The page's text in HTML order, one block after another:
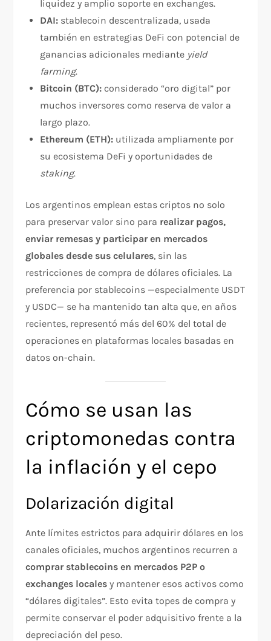
liquidez y amplio soporte en exchanges.
DAI: stablecoin descentralizada, usada
también en estrategias DeFi con potencial de
ganancias adicionales mediante yield
farming.
Bitcoin (BTC): considerado “oro digital” por
muchos inversores como reserva de valor a
largo plazo.
Ethereum (ETH): utilizada ampliamente por
su ecosistema DeFi y oportunidades de
staking.
Los argentinos emplean estas criptos no solo
para preservar valor sino para realizar pagos,
enviar remesas y participar en mercados
globales desde sus celulares, sin las
restricciones de compra de dólares oficiales. La
preferencia por stablecoins —especialmente USDT
y USDC— se ha mantenido tan alta que, en años
recientes, representó más del 60% del total de
operaciones en plataformas locales basadas en
datos on-chain.
Cómo se usan las
criptomonedas contra
la inflación y el cepo
Dolarización digital
Ante límites estrictos para adquirir dólares en los
canales oficiales, muchos argentinos recurren a
comprar stablecoins en mercados P2P o
exchanges locales y mantener esos activos como
“dólares digitales”. Esto evita topes de compra y
permite conservar el poder adquisitivo frente a la
depreciación del peso.